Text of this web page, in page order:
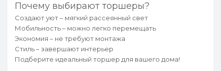
Почему выбирают торшеры?
Создают уют – мягкий рассеянный свет
Мобильность – можно легко перемещать
Экономия – не требуют монтажа
Стиль – завершают интерьер
Подберите идеальный торшер для вашего дома!